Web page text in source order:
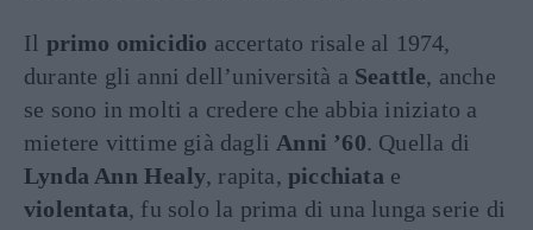
Il primo omicidio accertato risale al 1974,
durante gli anni dell’università a Seattle, anche
se sono in molti a credere che abbia iniziato a
mietere vittime già dagli Anni ’60. Quella di
Lynda Ann Healy, rapita, picchiata e
violentata, fu solo la prima di una lunga serie di